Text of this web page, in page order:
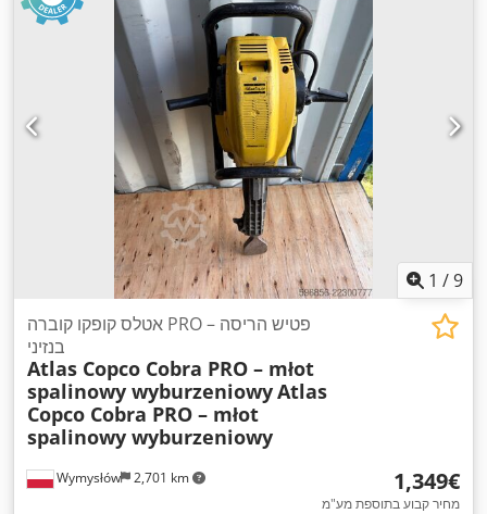
1 /9
Wymysłów 2,701 km
אטלס קופקו קוברה PRO – פטיש הריסה
בנזיני
Atlas Copco Cobra PRO – młot
spalinowy wyburzeniowyAtlas
Copco Cobra PRO – młot
spalinowy wyburzeniowy
‏1,349 ‏€
מחיר קבוע בתוספת מע"מ